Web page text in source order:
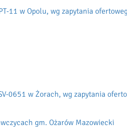
11 w Opolu, wg zapytania
0651 w Żorach, wg zapytania
gm. Ożarów Mazowiecki